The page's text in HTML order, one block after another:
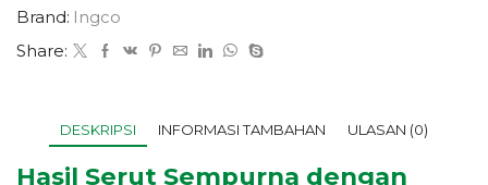
Brand: Ingco
Share:
DESKRIPSI INFORMASI TAMBAHAN ULASAN (0)
Hasil Serut Sempurna dengan